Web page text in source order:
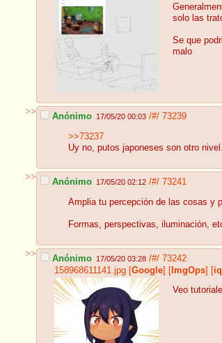
solo las
Se que
malo
>> Anónimo 17/05/20 00:03 /#/ 73239
>>73237
Uy no, putos japoneses son otro
>> Anónimo 17/05/20 02:12 /#/ 73241
Amplia tu percepción de las cosas y
Formas, perspectivas, iluminación,
>> Anónimo 17/05/20 03:28 /#/ 73242
158968611141.jpg [Google] [ ImgOps] [
Veo